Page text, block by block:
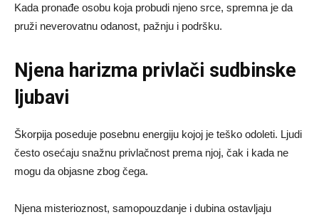
Kada pronađe osobu koja probudi njeno srce, spremna je da
pruži neverovatnu odanost, pažnju i podršku.
Njena harizma privlači sudbinske
ljubavi
Škorpija poseduje posebnu energiju kojoj je teško odoleti. Ljudi
često osećaju snažnu privlačnost prema njoj, čak i kada ne
mogu da objasne zbog čega.
Njena misterioznost, samopouzdanje i dubina ostavljaju